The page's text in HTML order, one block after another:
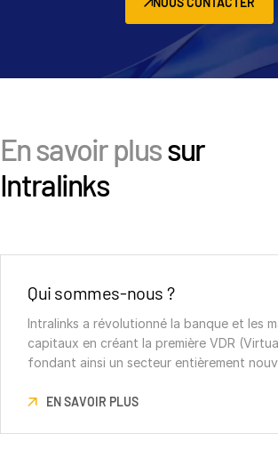
En savoir plussur
Intralinks
Qui sommes-nous ?
Intralinks a révolutionné la banque et les
capitaux en créant la première VDR
fondant ainsi un secteur entièrement
EN SAVOIR PLUS